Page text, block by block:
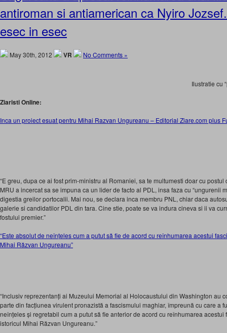
antiroman si antiamerican ca Nyiro
esec in esec
May 30th, 2012 VR No Comments »
Ilustratie cu
Ziaristi Online:
Inca un proiect esuat pentru Mihai Razvan Ungureanu – Editorial Ziare.com plus
“E greu, dupa ce ai fost prim-ministru al Romaniei, sa te multumesti doar cu
MRU a incercat sa se impuna ca un lider de facto al PDL, insa faza cu “ungurenii
digestia greilor portocalii. Mai nou, se declara inca membru PNL, chiar daca
galerie si candidatilor PDL din tara. Cine stie, poate se va indura cineva si ii va
fostului premier.”
“Este absolut de neînțeles cum a putut să fie de acord cu reînhumarea acestui
Mihai Răzvan Ungureanu”
“Inclusiv reprezentanți ai Muzeului Memorial al Holocaustului din Washington au
parte din facțiunea virulent pronazistă a fascismului maghiar, împreună cu care a
neînțeles și regretabil cum a putut să fie anterior de acord cu reînhumarea acestui
istoricul Mihai Răzvan Ungureanu.”